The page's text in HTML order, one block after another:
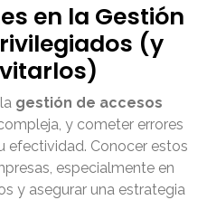
en la Gestión
(y
gestión de accesos
y cometer errores
efectividad. Conocer estos
especialmente en
y asegurar una estrategia